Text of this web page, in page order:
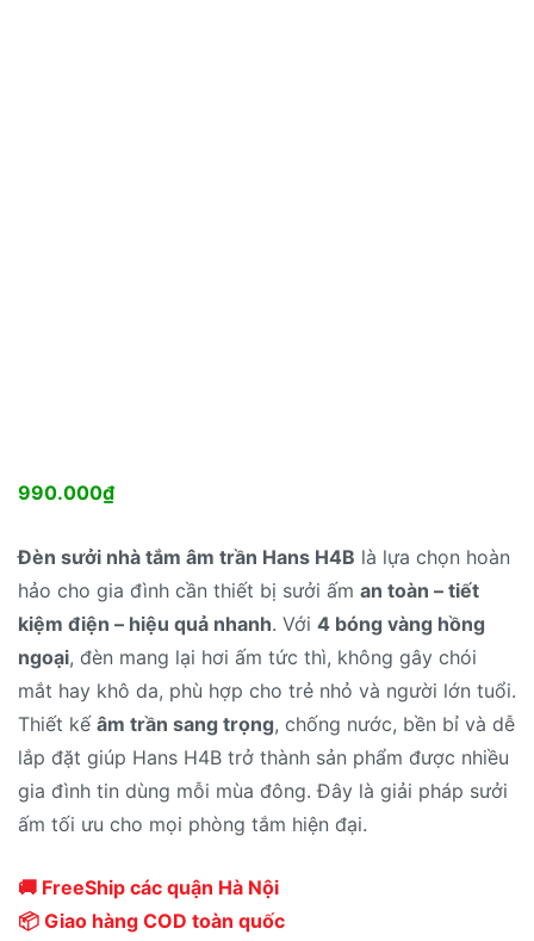
990.000₫
Đèn sưởi nhà tắm âm trần Hans H4B là lựa chọn hoàn
hảo cho gia đình cần thiết bị sưởi ấm an toàn – tiết
kiệm điện – hiệu quả nhanh. Với 4 bóng vàng hồng
ngoại, đèn mang lại hơi ấm tức thì, không gây chói
mắt hay khô da, phù hợp cho trẻ nhỏ và người lớn tuổi.
Thiết kế âm trần sang trọng, chống nước, bền bỉ và dễ
lắp đặt giúp Hans H4B trở thành sản phẩm được nhiều
gia đình tin dùng mỗi mùa đông. Đây là giải pháp sưởi
ấm tối ưu cho mọi phòng tắm hiện đại.
🚚 FreeShip các quận Hà Nội
📦 Giao hàng COD toàn quốc